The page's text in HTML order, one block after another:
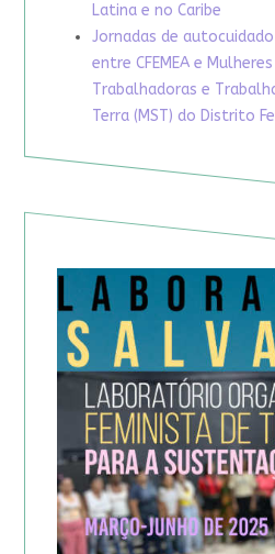
Latina e no Caribe
Jornadas de
entre CFEMEA e
Trabalhadoras e
Terra (MST) do Distrito